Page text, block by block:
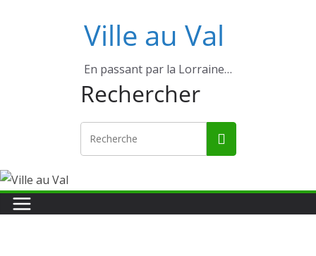
Ville au Val
En passant par la Lorraine…
Rechercher